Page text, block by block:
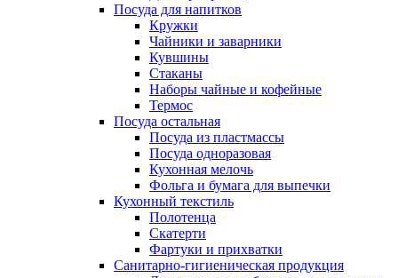
Посуда для напитков
Кружки
Чайники и заварники
Кувшины
Стаканы
Наборы чайные и кофейные
Термос
Посуда остальная
Посуда из пластмассы
Посуда одноразовая
Кухонная мелочь
Фольга и бумага для выпечки
Кухонный текстиль
Полотенца
Скатерти
Фартуки и прихватки
Санитарно-гигиеническая продукция